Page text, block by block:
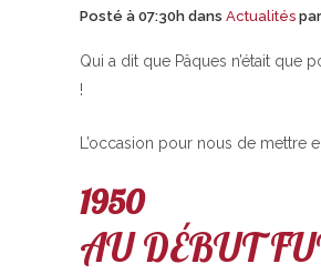
Posté à 07:30h dans Actualités par
Qui a dit que Pâques n’était que
!
L’occasion pour nous de mettre
1950
AU DÉBUT